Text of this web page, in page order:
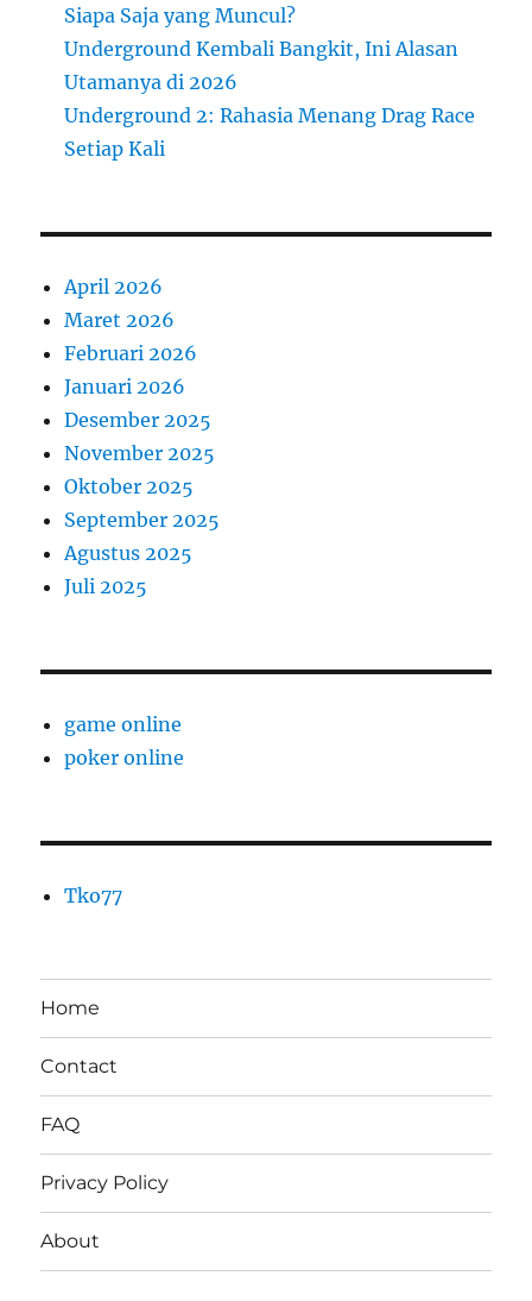
Siapa Saja yang Muncul?
Underground Kembali Bangkit, Ini Alasan
Utamanya di 2026
Underground 2: Rahasia Menang Drag Race
Setiap Kali
April 2026
Maret 2026
Februari 2026
Januari 2026
Desember 2025
November 2025
Oktober 2025
September 2025
Agustus 2025
Juli 2025
game online
poker online
Tko77
Home
Contact
FAQ
Privacy Policy
About